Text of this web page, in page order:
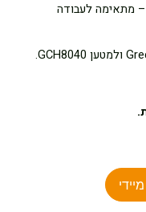
– מתאימה לעבודה